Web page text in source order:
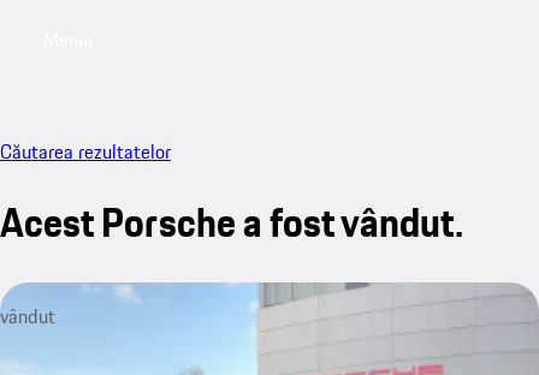
Căutarea rezultatelor
Acest Porsche a fost vândut.
vândut